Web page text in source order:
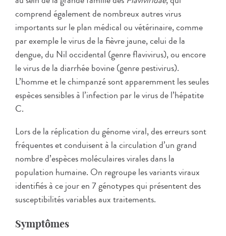
comprend également de nombreux autres virus
importants sur le plan médical ou vétérinaire, comme
par exemple le virus de la fièvre jaune, celui de la
dengue, du Nil occidental (genre flavivirus), ou encore
le virus de la diarrhée bovine (genre pestivirus).
L’homme et le chimpanzé sont apparemment les seules
espèces sensibles à l’infection par le virus de l’hépatite
C.
Lors de la réplication du génome viral, des erreurs sont
fréquentes et conduisent à la circulation d’un grand
nombre d’espèces moléculaires virales dans la
population humaine. On regroupe les variants viraux
identifiés à ce jour en 7 génotypes qui présentent des
susceptibilités variables aux traitements.
Symptômes